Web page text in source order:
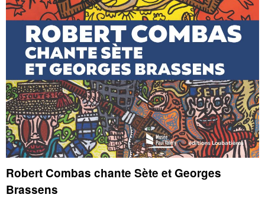
Robert Combas chante Sète et Georges
Brassens